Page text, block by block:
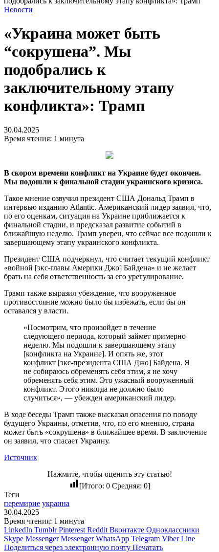
Новости
«Украина может быть
“сокрушена”. Мы
подобрались к
заключительному этапу
конфликта»: Трамп
30.04.2025
Время чтения: 1 минута
В скором времени конфликт на Украине будет окончен.
Мы подошли к финальной стадии украинского кризиса.
Такое мнение озвучил президент США Дональд Трамп в
интервью изданию Atlantic. Американский лидер заявил, что,
по его оценкам, ситуация на Украине приближается к
финальной стадии, и предсказал развитие событий в
ближайшую неделю. Трамп уверен, что сейчас все подошли к
завершающему этапу украинского конфликта.
Президент США подчеркнул, что считает текущий конфликт
«войной [экс-главы Америки Джо] Байдена» и не желает
брать на себя ответственность за его урегулирование.
Трамп также выразил убеждение, что вооруженное
противостояние можно было бы избежать, если бы он
оставался у власти.
«Посмотрим, что произойдет в течение
следующего периода, который займет примерно
неделю. Мы подошли к завершающему этапу
[конфликта на Украине]. И опять же, этот
конфликт [экс-президента США Джо] Байдена. Я
не собираюсь обременять себя этим, я не хочу
обременять себя этим. Это ужасный вооруженный
конфликт. Этого никогда не должно было
случиться», — убежден американский лидер.
В ходе беседы Трамп также высказал опасения по поводу
будущего Украины, отметив, что, по его мнению, страна
может быть «сокрушена» в ближайшее время. В заключение
он заявил, что спасает Украину.
Источник
Нажмите, чтобы оценить эту статью!
[Итого: 0Средняя: 0]
Теги
перемирие украина
30.04.2025
Время чтения: 1 минута
LinkedIn Tumblr Pinterest Reddit Вконтакте Одноклассники
Skype Messenger Messenger WhatsApp Telegram Viber Line
Поделиться через электронную почту Печатать